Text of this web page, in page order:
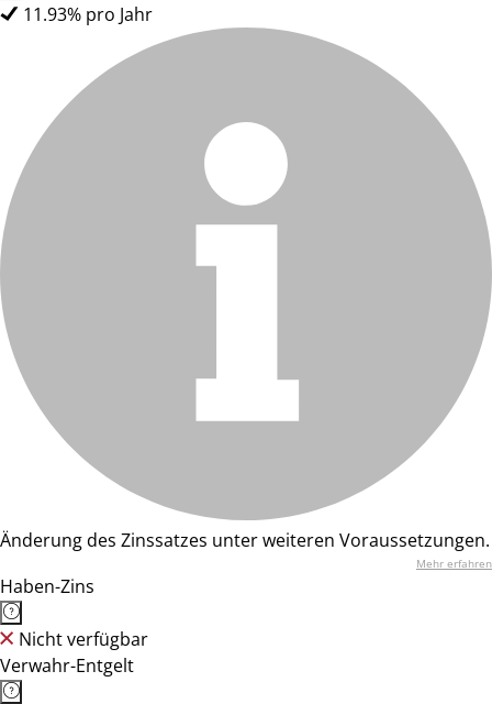
11.93% pro Jahr
Änderung des Zinssatzes unter weiteren Voraussetzungen.
Mehr erfahren
Haben-Zins
Nicht verfügbar
Verwahr-Entgelt